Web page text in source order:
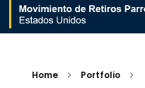
Movimiento de Retiros Parroquiales Juan XXIII - Estados Unidos
Home Portfolio